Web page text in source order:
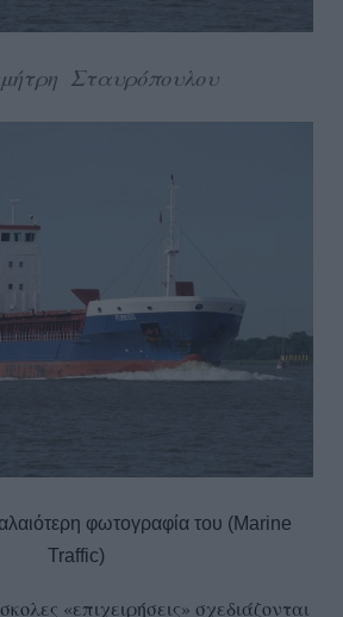
Σταυρόπουλου
φωτογραφία του (Marine
Traffic)
«επιχειρήσεις» σχεδιάζονται